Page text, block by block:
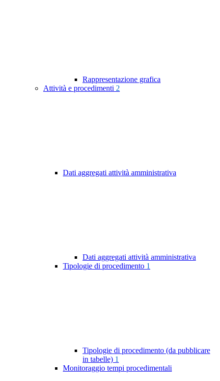
Rappresentazione grafica
Attività e procedimenti 2
Dati aggregati attività amministrativa
Dati aggregati attività amministrativa
Tipologie di procedimento 1
Tipologie di procedimento (da pubblicare
in tabelle) 1
Monitoraggio tempi procedimentali